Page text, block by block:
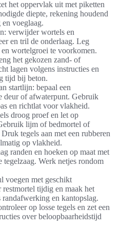
het oppervlak uit met piketten
diepte, rekening houdend
voeglaag.
verwijder wortels en
en tril de onderlaag. Leg
wortelgroei te voorkomen.
het gekozen zand- of
lagen volgens instructies en
tijd bij beton.
startlijn: bepaal een
deur of afwaterpunt. Gebruik
en richtlat voor vlakheid.
droog proef en let op
lijm of bedmortel of
tegels aan met een rubberen
op vlakheid.
randen en hoeken op maat met
tegelzaag. Werk netjes rondom
voegen met geschikt
tijdig en maak het
en kantopslag.
op losse tegels en zet een
over beloopbaarheidstijd